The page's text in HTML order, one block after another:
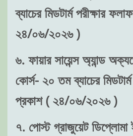
ব্যাচের মিডটার্ম পরীক্ষার
২৪/০৬/২০২৬ )
৬. ফায়ার সায়েন্স অ্যান্ড
কোর্স- ২০ তম ব্যাচের
প্রকাশ ( ২৪/০৬/২০২৬ )
৭. পোস্ট গ্রাজুয়েট ডিপ্লোমা